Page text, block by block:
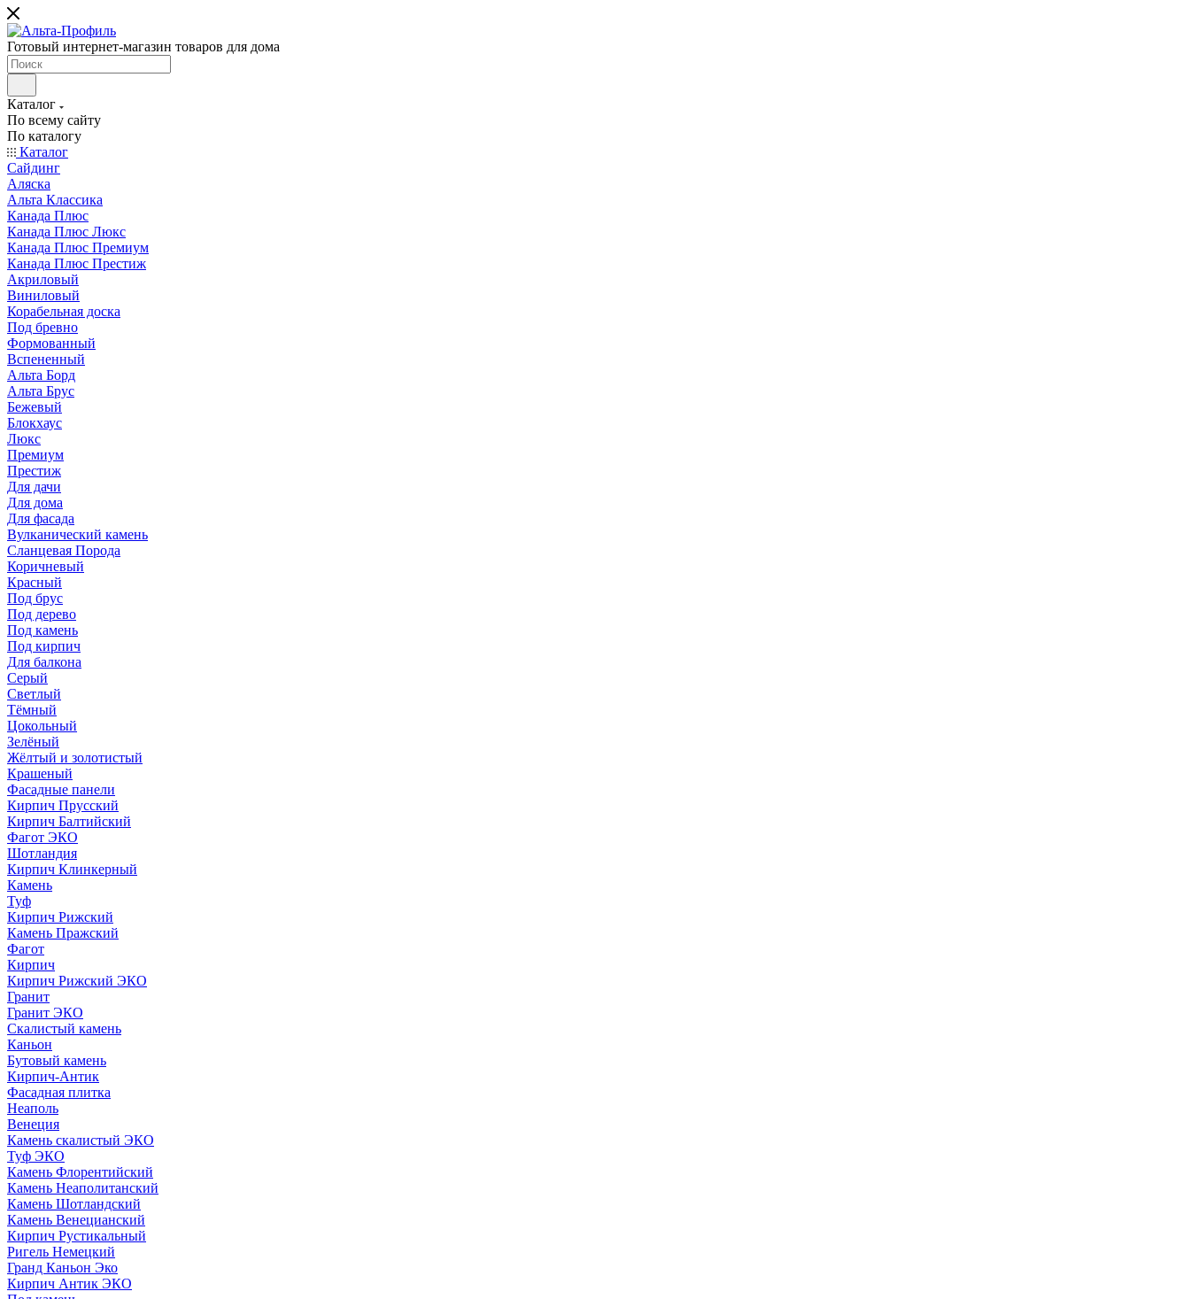
Готовый интернет-магазин товаров для дома
Каталог
По всему сайту
По каталогу
Каталог
Сайдинг
Аляска
Альта Классика
Канада Плюс
Канада Плюс Люкс
Канада Плюс Премиум
Канада Плюс Престиж
Акриловый
Виниловый
Корабельная доска
Под бревно
Формованный
Вспененный
Альта Борд
Альта Брус
Бежевый
Блокхаус
Люкс
Премиум
Престиж
Для дачи
Для дома
Для фасада
Вулканический камень
Сланцевая Порода
Коричневый
Красный
Под брус
Под дерево
Под камень
Под кирпич
Для балкона
Серый
Светлый
Тёмный
Цокольный
Зелёный
Жёлтый и золотистый
Крашеный
Фасадные панели
Кирпич Прусский
Кирпич Балтийский
Фагот ЭКО
Шотландия
Кирпич Клинкерный
Камень
Туф
Кирпич Рижский
Камень Пражский
Фагот
Кирпич
Кирпич Рижский ЭКО
Гранит
Гранит ЭКО
Скалистый камень
Каньон
Бутовый камень
Кирпич-Антик
Фасадная плитка
Неаполь
Венеция
Камень скалистый ЭКО
Туф ЭКО
Камень Флорентийский
Камень Неаполитанский
Камень Шотландский
Камень Венецианский
Кирпич Рустикальный
Ригель Немецкий
Гранд Каньон Эко
Кирпич Антик ЭКО